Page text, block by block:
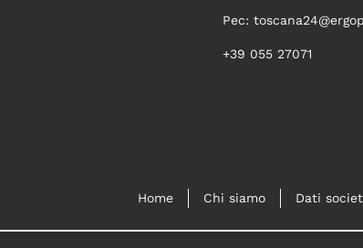
Pec:
+39 055 27071
Home Chi siamo Dati